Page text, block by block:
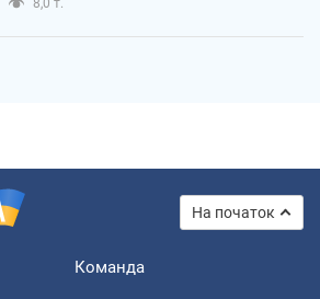
На початок
Команда